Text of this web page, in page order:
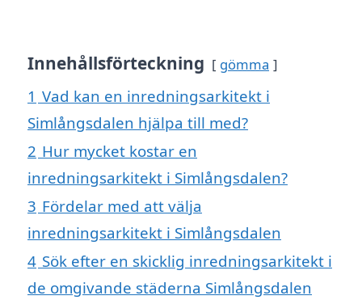
Innehållsförteckning gömma
1 Vad kan en inredningsarkitekt i
Simlångsdalen hjälpa till med?
2 Hur mycket kostar en
inredningsarkitekt i Simlångsdalen?
3 Fördelar med att välja
inredningsarkitekt i Simlångsdalen
4 Sök efter en skicklig inredningsarkitekt i
de omgivande städerna Simlångsdalen